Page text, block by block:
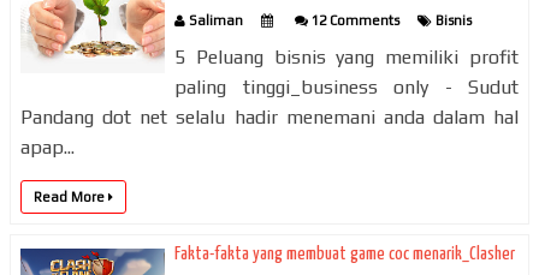
Saliman 12 Comments Bisnis
5 Peluang bisnis yang memiliki profit
paling tinggi_business only - Sudut
Pandang dot net selalu hadir menemani anda dalam hal
apap...
Read More
Fakta-fakta yang membuat game coc menarik_Clasher